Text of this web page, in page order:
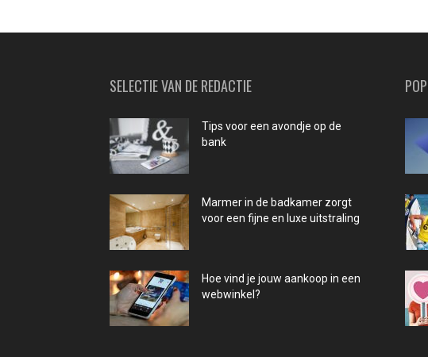
SELECTIE VAN DE REDACTIE
Tips voor een avondje op de
bank
Marmer in de badkamer zorgt
voor een fijne en luxe uitstraling
Hoe vind je jouw aankoop in een
webwinkel?